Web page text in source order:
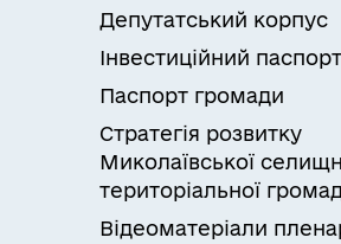
Миколаївська
селищна
межами
пункту)»
Депутатський корпус
Інвестиційний паспорт
Паспорт громади
Стратегія розвитку
Миколаївської
територіальної
Відеоматеріали